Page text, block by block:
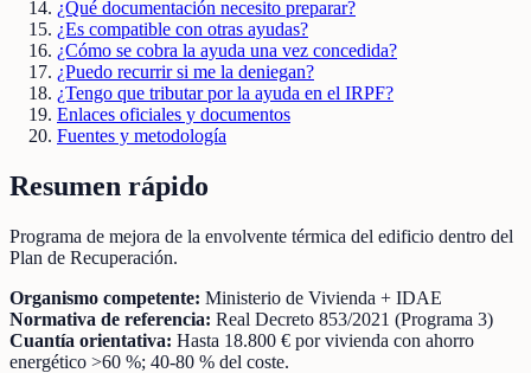
¿Qué documentación necesito preparar?
¿Es compatible con otras ayudas?
¿Cómo se cobra la ayuda una vez concedida?
¿Puedo recurrir si me la deniegan?
¿Tengo que tributar por la ayuda en el IRPF?
Enlaces oficiales y documentos
Fuentes y metodología
Resumen rápido
Programa de mejora de la envolvente térmica del edificio dentro del
Plan de Recuperación.
Organismo competente: Ministerio de Vivienda + IDAE
Normativa de referencia: Real Decreto 853/2021 (Programa 3)
Cuantía orientativa: Hasta 18.800 € por vivienda con ahorro
energético >60 %; 40-80 % del coste.